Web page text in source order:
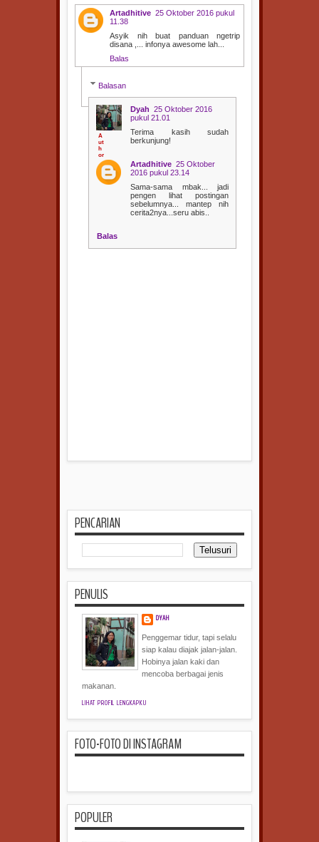
Artadhitive 25 Oktober 2016 pukul
11.38
Asyik nih buat panduan ngetrip
disana ,... infonya awesome lah...
Balas
Balasan
Dyah 25 Oktober 2016
pukul 21.01
Terima kasih sudah
berkunjung!
Artadhitive 25 Oktober
2016 pukul 23.14
Sama-sama mbak... jadi
pengen lihat postingan
sebelumnya... mantep nih
cerita2nya...seru abis..
Balas
PENCARIAN
PENULIS
DYAH
Penggemar tidur, tapi selalu
siap kalau diajak jalan-jalan.
Hobinya jalan kaki dan
mencoba berbagai jenis
makanan.
LIHAT PROFIL LENGKAPKU
FOTO-FOTO DI INSTAGRAM
POPULER